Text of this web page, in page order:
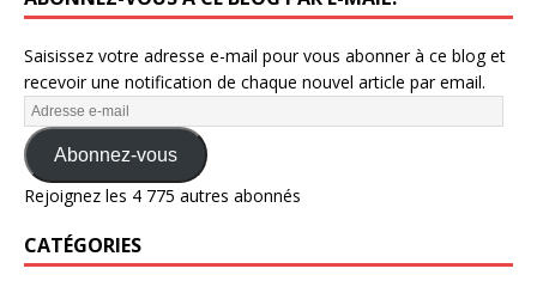
Saisissez votre adresse e-mail pour vous abonner à ce blog et
recevoir une notification de chaque nouvel article par email.
Abonnez-vous
Rejoignez les 4 775 autres abonnés
CATÉGORIES